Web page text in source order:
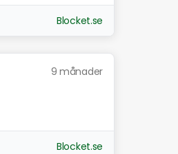
Blocket.se
9 månader
Blocket.se